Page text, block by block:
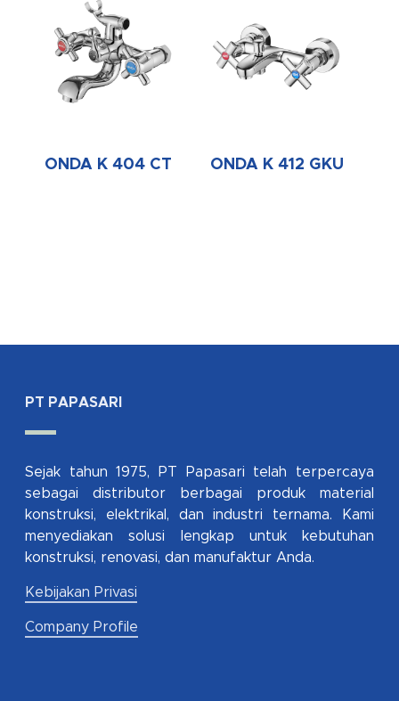
ONDA K 404 CT ONDA K 412 GKU
PT PAPASARI
Sejak tahun 1975, PT Papasari telah terpercaya
sebagai distributor berbagai produk material
konstruksi, elektrikal, dan industri ternama. Kami
menyediakan solusi lengkap untuk kebutuhan
konstruksi, renovasi, dan manufaktur Anda.
Kebijakan Privasi
Company Profile